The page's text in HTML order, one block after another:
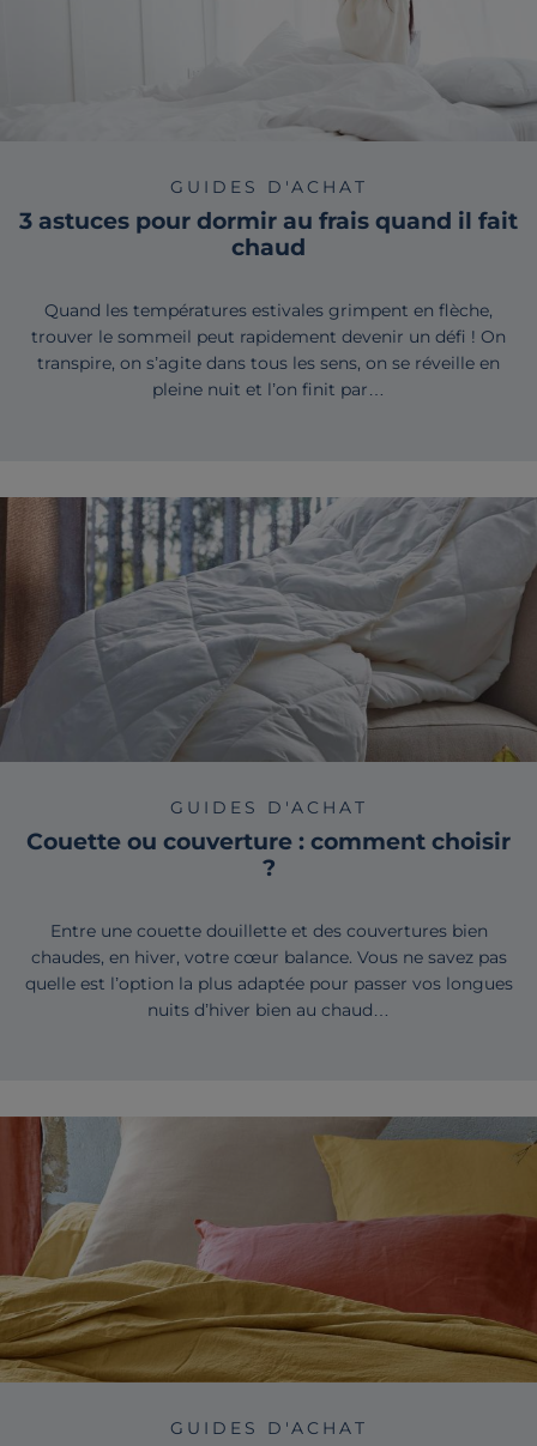
GUIDES D'ACHAT
3 astuces pour dormir au frais quand il fait
chaud
Quand les températures estivales grimpent en flèche,
trouver le sommeil peut rapidement devenir un défi ! On
transpire, on s’agite dans tous les sens, on se réveille en
pleine nuit et l’on finit par…
GUIDES D'ACHAT
Couette ou couverture : comment choisir
?
Entre une couette douillette et des couvertures bien
chaudes, en hiver, votre cœur balance. Vous ne savez pas
quelle est l’option la plus adaptée pour passer vos longues
nuits d’hiver bien au chaud…
GUIDES D'ACHAT